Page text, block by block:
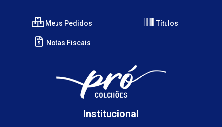
Meus Pedidos Títulos
Notas Fiscais
Institucional